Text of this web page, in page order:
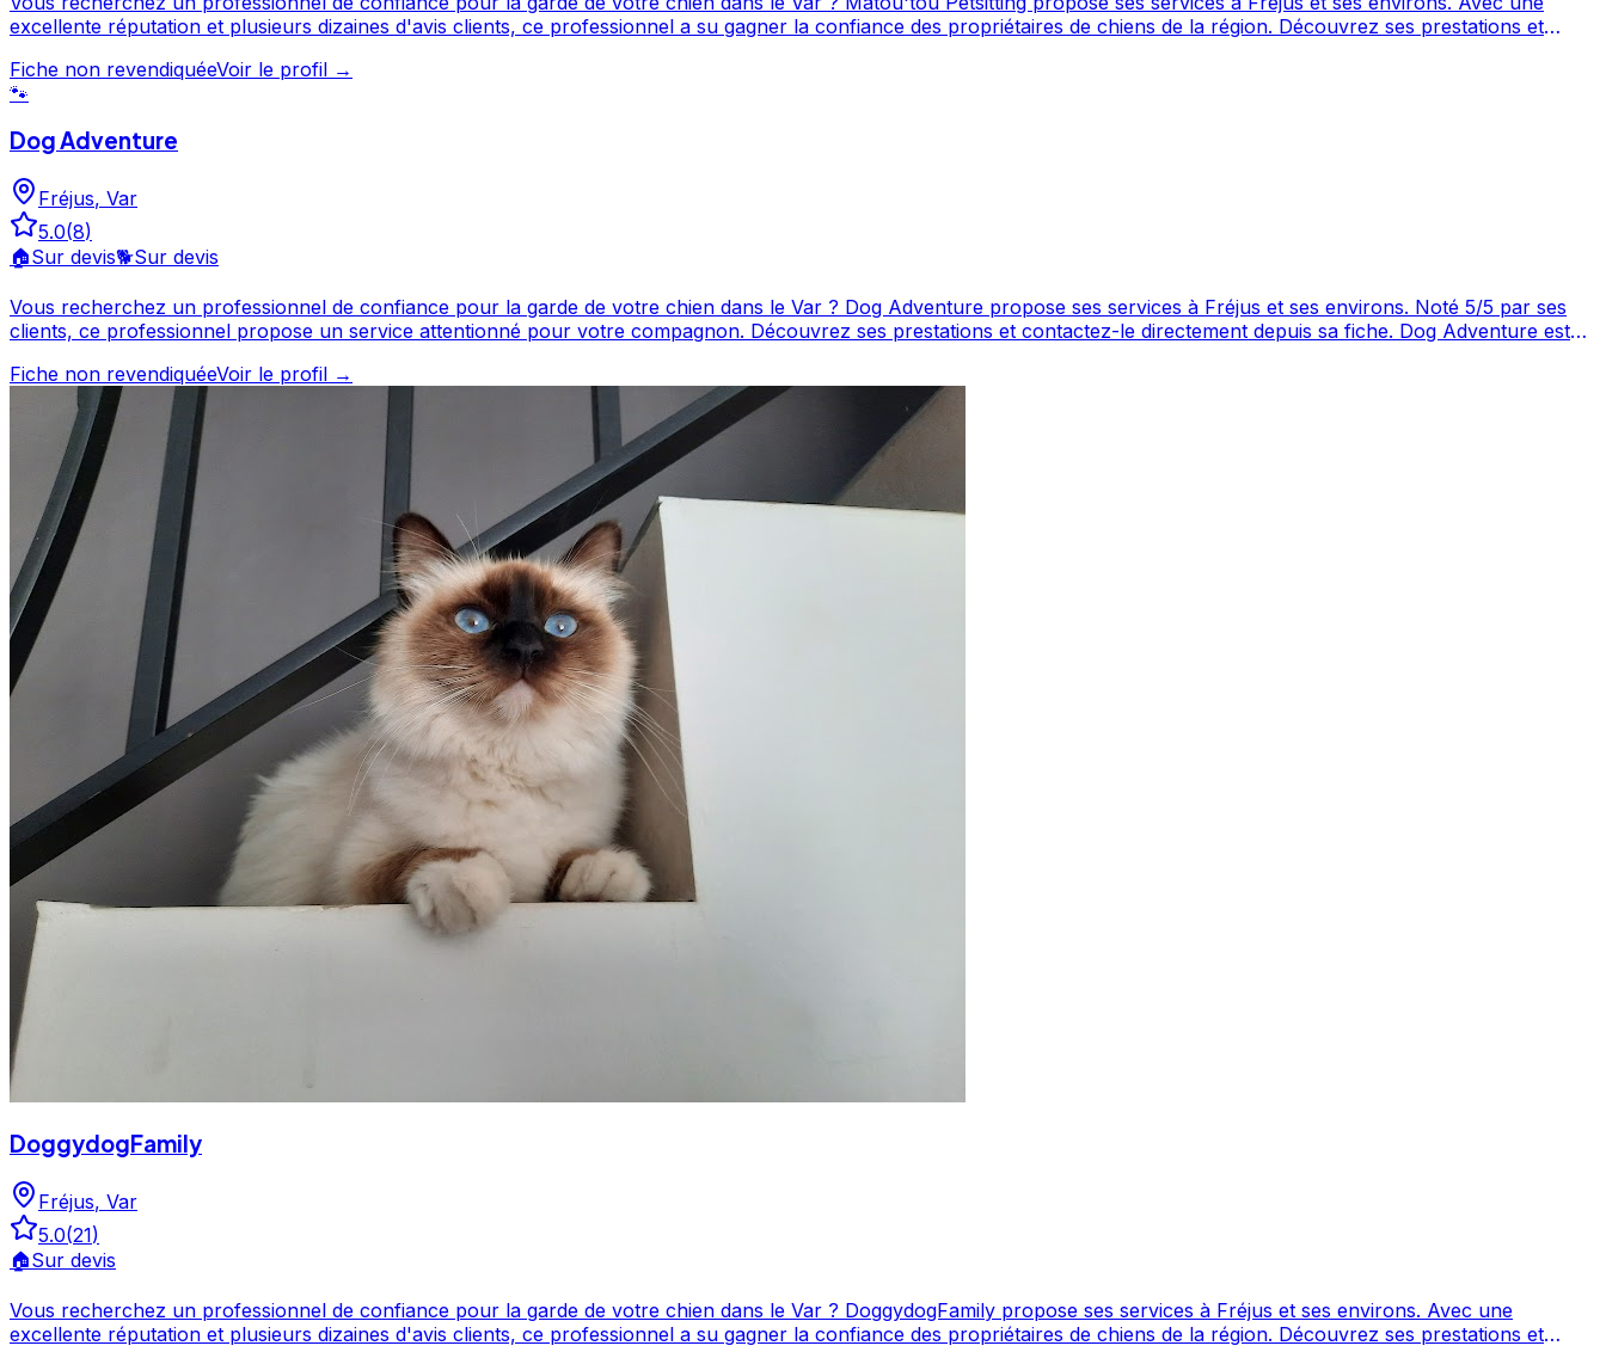
excellente réputation et plusieurs dizaines d'avis clients, ce professionnel a su gagner la confiance des propriétaires de chiens de la région. Découvrez ses prestations et
Fiche non revendiquéeVoir le profil →
🐾
Dog Adventure
Fréjus, Var
5.0(8)
🏠Sur devis🐕Sur devis
Vous recherchez un professionnel de confiance pour la garde de votre chien dans le Var ? Dog Adventure propose ses services à Fréjus et ses environs. Noté 5/5 par ses
clients, ce professionnel propose un service attentionné pour votre compagnon. Découvrez ses prestations et contactez-le directement depuis sa fiche. Dog Adventure est
Fiche non revendiquéeVoir le profil →
DoggydogFamily
Fréjus, Var
5.0(21)
🏠Sur devis
Vous recherchez un professionnel de confiance pour la garde de votre chien dans le Var ? DoggydogFamily propose ses services à Fréjus et ses environs. Avec une
excellente réputation et plusieurs dizaines d'avis clients, ce professionnel a su gagner la confiance des propriétaires de chiens de la région. Découvrez ses prestations et